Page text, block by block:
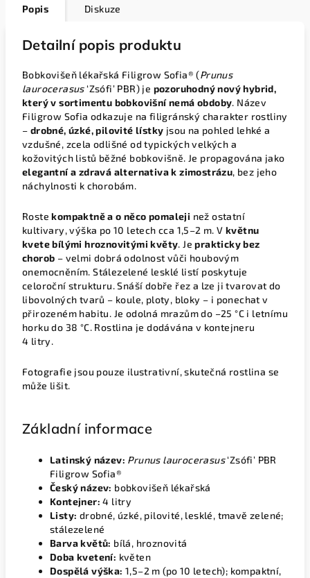
Popis Diskuze
Detailní popis produktu
Bobkovišeň lékařská Filigrow Sofia® (Prunus
laurocerasus‘Zsófi’ PBR) je pozoruhodný nový hybrid,
který v sortimentu bobkovišní nemá obdoby. Název
Filigrow Sofia odkazuje na filigránský charakter rostliny
– drobné, úzké, pilovité lístky jsou na pohled lehké a
vzdušné, zcela odlišné od typických velkých a
kožovitých listů běžné bobkovišně. Je propagována jako
elegantní a zdravá alternativa k zimostrázu, bez jeho
náchylnosti k chorobám.
Rostekompaktně a o něco pomaleji než ostatní
kultivary, výška po 10 letech cca 1,5–2 m. V květnu
kvete bílými hroznovitými květy. Jeprakticky bez
chorob – velmi dobrá odolnost vůči houbovým
onemocněním. Stálezelené lesklé listí poskytuje
celoroční strukturu. Snáší dobře řez a lze ji tvarovat do
libovolných tvarů – koule, ploty, bloky – i ponechat v
přirozeném habitu. Je odolná mrazům do –25 °C i letnímu
horku do 38 °C. Rostlina je dodávána v kontejneru
4 litry.
Fotografie jsou pouze ilustrativní, skutečná rostlina se
může lišit.
Základní informace
Latinský název: Prunus laurocerasus‘Zsófi’ PBR
Filigrow Sofia®
Český název: bobkovišeň lékařská
Kontejner: 4 litry
Listy: drobné, úzké, pilovité, lesklé, tmavě zelené;
stálezelené
Barva květů: bílá, hroznovitá
Doba kvetení: květen
Dospělá výška: 1,5–2 m (po 10 letech); kompaktní,